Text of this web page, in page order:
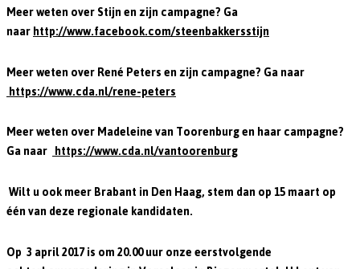
Meer weten over Stijn en zijn campagne? Ga
naarhttp://www.facebook.com/steenbakkersstijn
Meer weten over René Peters en zijn campagne? Ga naar
https://www.cda.nl/rene-peters
Meer weten over Madeleine van Toorenburg en haar campagne?
Ga naar https://www.cda.nl/vantoorenburg
Wilt u ook meer Brabant in Den Haag, stem dan op 15 maart op
één van deze regionale kandidaten.
Op 3 april 2017 is om 20.00 uur onze eerstvolgende